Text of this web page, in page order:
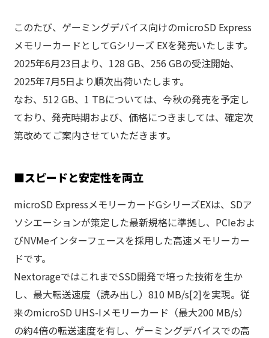
このたび、ゲーミングデバイス向けのmicroSD Express
メモリーカードとしてGシリーズ EXを発売いたします。
2025年6月23日より、128 GB、256 GBの受注開始、
2025年7月5日より順次出荷いたします。
なお、512 GB、1 TBについては、今秋の発売を予定し
ており、発売時期および、価格につきましては、確定次
第改めてご案内させていただきます。
■スピードと安定性を両立
microSD ExpressメモリーカードGシリーズEXは、SDア
ソシエーションが策定した最新規格に準拠し、PCIeおよ
びNVMeインターフェースを採用した高速メモリーカー
ドです。
NextorageではこれまでSSD開発で培った技術を生か
し、最大転送速度（読み出し）810 MB/s[2]を実現。従
来のmicroSD UHS-Iメモリーカード（最大200 MB/s）
の約4倍の転送速度を有し、ゲーミングデバイスでの高